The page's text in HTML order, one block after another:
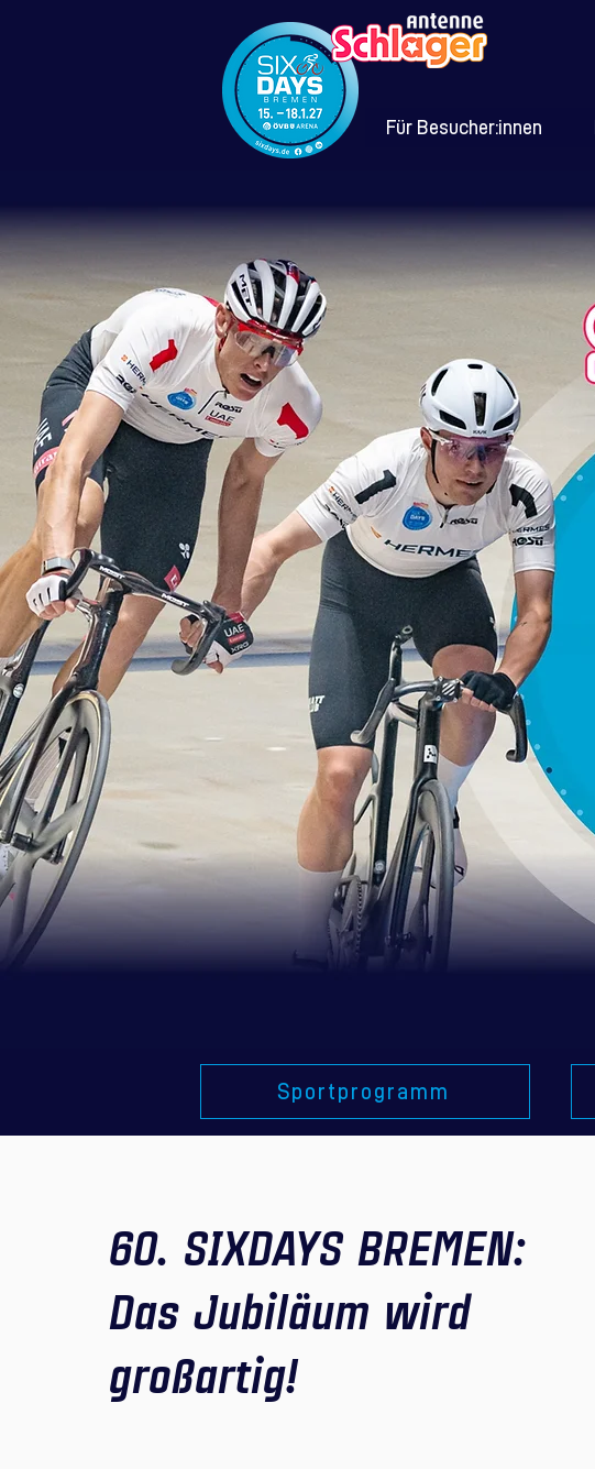
Für Besucher:innen
Sportprogramm
60. SIXDAYS BREMEN:
Das Jubiläum wird
großartig!